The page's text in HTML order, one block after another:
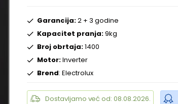
Garancija:2 + 3 godine
Kapacitet pranja:9kg
Broj obrtaja:1400
Motor:Inverter
Brend: Electrolux
Dostavljamo već od: 08.08.2026.